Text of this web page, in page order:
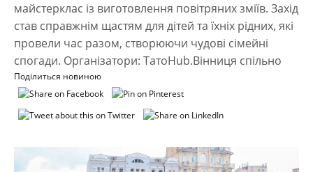
майстерклас із виготовлення повітряних зміїв. Захід
став справжнім щастям для дітей та їхніх рідних, які
провели час разом, створюючи чудові сімейні
спогади. Організатори: ТaтоHub.Вінниця спільно
Поділиться новиною